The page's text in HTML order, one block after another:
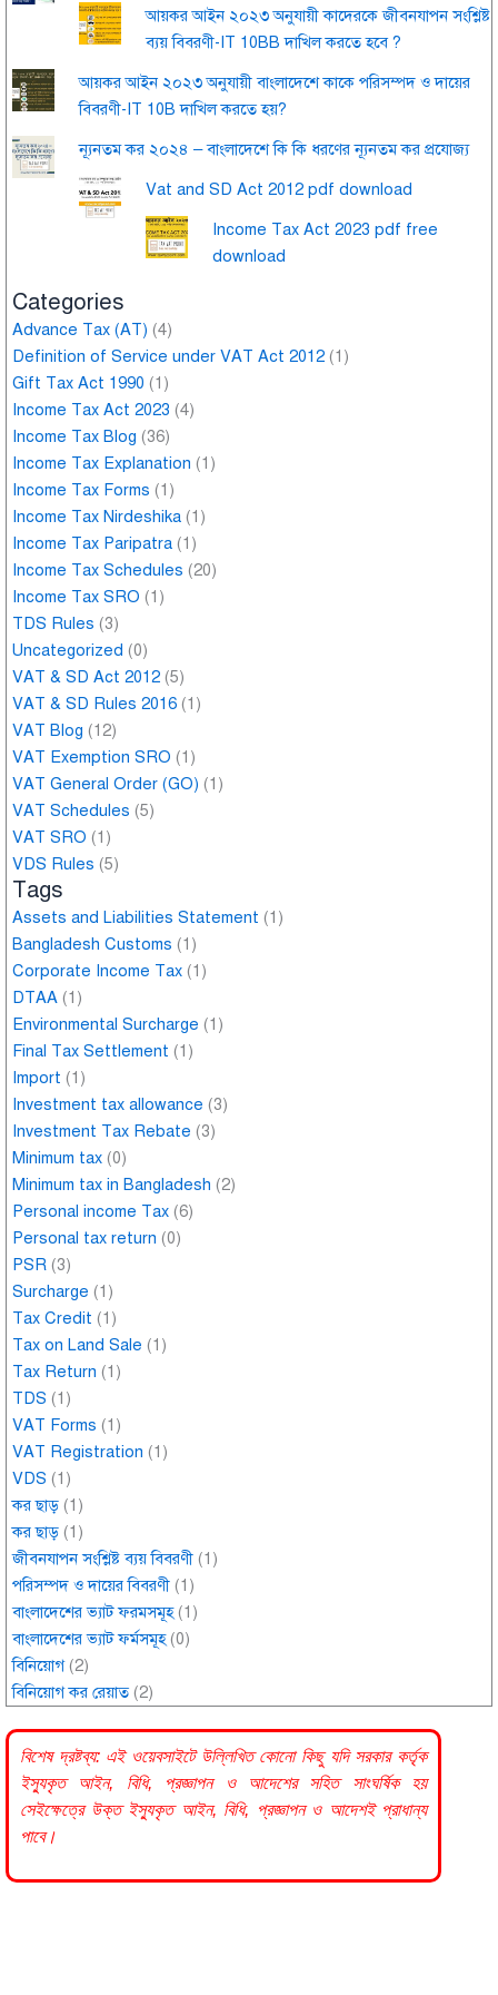
আয়কর আইন ২০২৩ অনুযায়ী কাদেরকে জীবনযাপন সংশ্লিষ্ট
ব্যয় বিবরণী-IT 10BB দাখিল করতে হবে ?
আয়কর আইন ২০২৩ অনুযায়ী বাংলাদেশে কাকে পরিসম্পদ ও দায়ের
বিবরণী-IT 10B দাখিল করতে হয়?
ন্যূনতম কর ২০২৪ – বাংলাদেশে কি কি ধরণের ন্যূনতম কর প্রযোজ্য
Vat and SD Act 2012 pdf download
Income Tax Act 2023 pdf free
download
Categories
Advance Tax (AT) (4)
Definition of Service under VAT Act 2012 (1)
Gift Tax Act 1990 (1)
Income Tax Act 2023 (4)
Income Tax Blog (36)
Income Tax Explanation (1)
Income Tax Forms (1)
Income Tax Nirdeshika (1)
Income Tax Paripatra (1)
Income Tax Schedules (20)
Income Tax SRO (1)
TDS Rules (3)
Uncategorized (0)
VAT & SD Act 2012 (5)
VAT & SD Rules 2016 (1)
VAT Blog (12)
VAT Exemption SRO (1)
VAT General Order (GO) (1)
VAT Schedules (5)
VAT SRO (1)
VDS Rules (5)
Tags
Assets and Liabilities Statement (1)
Bangladesh Customs (1)
Corporate Income Tax (1)
DTAA (1)
Environmental Surcharge (1)
Final Tax Settlement (1)
Import (1)
Investment tax allowance (3)
Investment Tax Rebate (3)
Minimum tax (0)
Minimum tax in Bangladesh (2)
Personal income Tax (6)
Personal tax return (0)
PSR (3)
Surcharge (1)
Tax Credit (1)
Tax on Land Sale (1)
Tax Return (1)
TDS (1)
VAT Forms (1)
VAT Registration (1)
VDS (1)
কর ছাড় (1)
কর ছাড় (1)
জীবনযাপন সংশ্লিষ্ট ব্যয় বিবরণী (1)
পরিসম্পদ ও দায়ের বিবরণী (1)
বাংলাদেশের ভ্যাট ফরমসমূহ(1)
বাংলাদেশের ভ্যাট ফর্মসমূহ(0)
বিনিয়োগ(2)
বিনিয়োগ কর রেয়াত(2)
বিশেষ দ্রষ্টব্য: এই ওয়েবসাইটে উল্লিখিত কোনো কিছু যদি সরকারকর্তৃক
ইস্যুকৃত আইন, বিধি, প্রজ্ঞাপন ও আদেশের সহিত সাংঘর্ষিক হয়
সেইক্ষেত্রে উক্ত ইস্যুকৃত আইন, বিধি, প্রজ্ঞাপন ও আদেশই প্রাধান্য
পাবে।